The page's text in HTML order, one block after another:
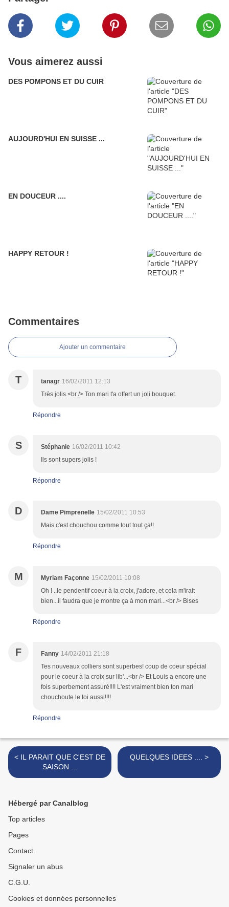
Vous aimerez aussi
DES POMPONS ET DU CUIR
AUJOURD'HUI EN SUISSE ...
EN DOUCEUR ....
HAPPY RETOUR !
Commentaires
Ajouter un commentaire
T tanagr 16/02/2011 12:13
Très jolis.<br /> Ton mari t'a offert un joli bouquet.
Répondre
S Stéphanie 16/02/2011 10:42
Ils sont supers jolis !
Répondre
D Dame Pimprenelle 15/02/2011 10:53
Mais c'est chouchou comme tout tout ça!!
Répondre
M Myriam Façonne 15/02/2011 10:08
Oh ! ..le pendentif coeur à la croix, j'adore, et cela m'irait
bien...il faudra que je montre ça à mon mari...<br /> Bises
Répondre
F Fanny 14/02/2011 21:18
Tes nouveaux colliers sont superbes! coup de coeur spécial
pour le coeur à la croix sur lib'...<br /> Et Louis a encore une
fois superbement assuré!!!! L'est vraiment bien ton mari
chouchoute le toi aussi!!!!
Répondre
< IL PARAIT QUE C'EST DE
SAISON ...
QUELQUES IDEES .... >
Hébergé par Canalblog
Top articles
Pages
Contact
Signaler un abus
C.G.U.
Cookies et données personnelles